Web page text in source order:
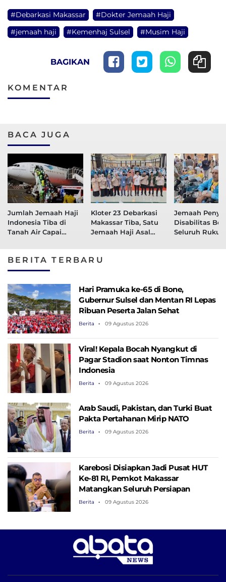
#Debarkasi Makassar
#Dokter Jemaah Haji
#jemaah haji
#Kemenhaj Sulsel #Musim Haji
BAGIKAN
KOMENTAR
BACA JUGA
Jumlah Jemaah Haji
Indonesia Tiba di
Tanah Air Capai
Kloter 23 Debarkasi
Makassar Tiba, Satu
Jemaah Haji Asal
Jemaah
Disabilitas
Seluruh
BERITA TERBARU
Hari Pramuka ke-65 di Bone,
Gubernur Sulsel dan Mentan RI Lepas
Ribuan Peserta Jalan Sehat
Berita 09 Agustus 2026
Viral! Kepala Bocah Nyangkut di
Pagar Stadion saat Nonton Timnas
Indonesia
Berita 09 Agustus 2026
Arab Saudi, Pakistan, dan Turki Buat
Pakta Pertahanan Mirip NATO
Berita 09 Agustus 2026
Karebosi Disiapkan Jadi Pusat HUT
Ke-81 RI, Pemkot Makassar
Matangkan Seluruh Persiapan
Berita 09 Agustus 2026